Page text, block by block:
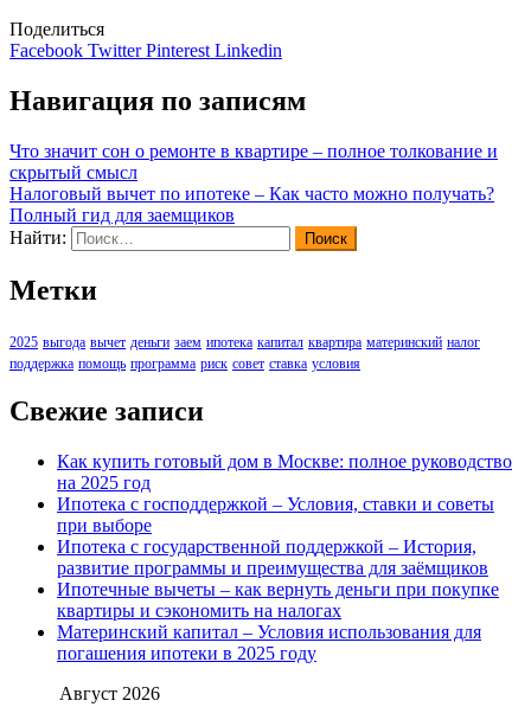
Поделиться
Facebook TwitterPinterest Linkedin
Навигация по записям
Что значит сон о ремонте в квартире – полное толкование и
скрытый смысл
Налоговый вычет по ипотеке – Как часто можно получать?
Полный гид для заемщиков
Найти:
Метки
2025 выгода вычет деньги заем ипотека капитал квартира материнский налог
поддержка помощь программа риск совет ставка условия
Свежие записи
Как купить готовый дом в Москве: полное руководство
на 2025 год
Ипотека с господдержкой – Условия, ставки и советы
при выборе
Ипотека с государственной поддержкой – История,
развитие программы и преимущества для заёмщиков
Ипотечные вычеты – как вернуть деньги при покупке
квартиры и сэкономить на налогах
Материнский капитал – Условия использования для
погашения ипотеки в 2025 году
Август 2026